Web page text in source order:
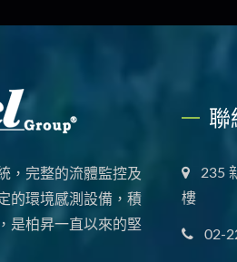
，完整的流體監控及
的環境感測設備，積
是柏昇一直以來的堅
聯
235
樓
02-